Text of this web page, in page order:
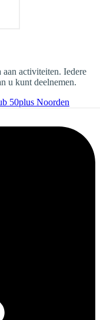
activiteiten. Iedere
u kunt deelnemen.
50plus Noorden